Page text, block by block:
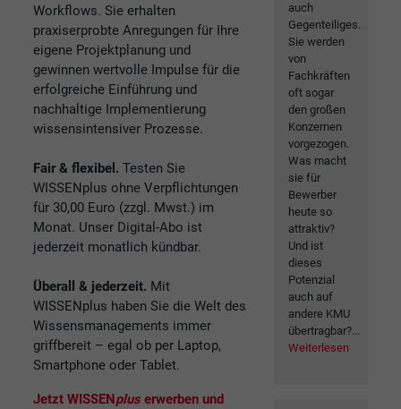
Workflows. Sie erhalten
praxiserprobte Anregungen für Ihre
eigene Projektplanung und
gewinnen wertvolle Impulse für die
erfolgreiche Einführung und
nachhaltige Implementierung
wissensintensiver Prozesse.
Fair & flexibel. Testen Sie
WISSENplus ohne Verpflichtungen
für 30,00 Euro (zzgl. Mwst.) im
Monat. Unser Digital-Abo ist
jederzeit monatlich kündbar.
Überall & jederzeit. Mit
WISSENplus haben Sie die Welt des
Wissensmanagements immer
griffbereit – egal ob per Laptop,
Smartphone oder Tablet.
Jetzt WISSENplus erwerben und
auch
Gegenteiliges.
Sie werden
von
Fachkräften
oft sogar
den großen
Konzernen
vorgezogen.
Was macht
sie für
Bewerber
heute so
attraktiv?
Und ist
dieses
Potenzial
auch auf
andere KMU
übertragbar?...
Weiterlesen